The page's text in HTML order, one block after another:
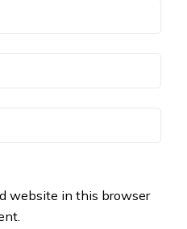
website in this browser